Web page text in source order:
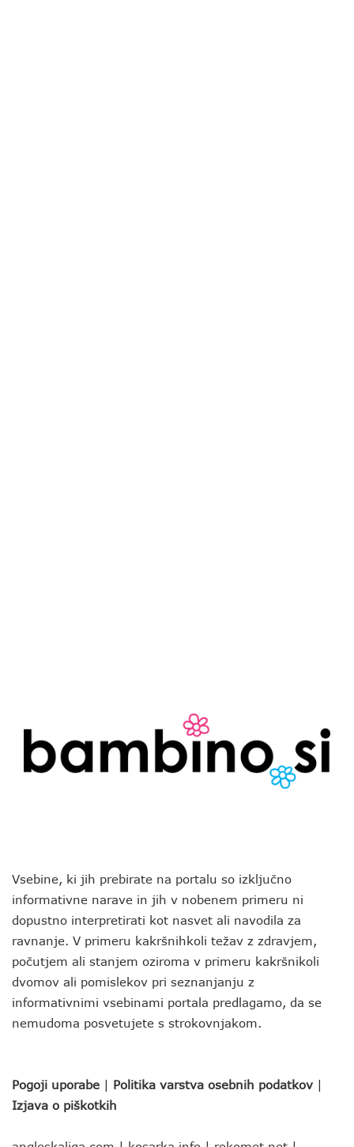
Vsebine, ki jih prebirate na portalu so izključno
informativne narave in jih v nobenem primeru ni
dopustno interpretirati kot nasvet ali navodila za
ravnanje. V primeru kakršnihkoli težav z zdravjem,
počutjem ali stanjem oziroma v primeru kakršnikoli
dvomov ali pomislekov pri seznanjanju z
informativnimi vsebinami portala predlagamo, da se
nemudoma posvetujete s strokovnjakom.
Pogoji uporabe | Politika varstva osebnih podatkov |
Izjava o piškotkih